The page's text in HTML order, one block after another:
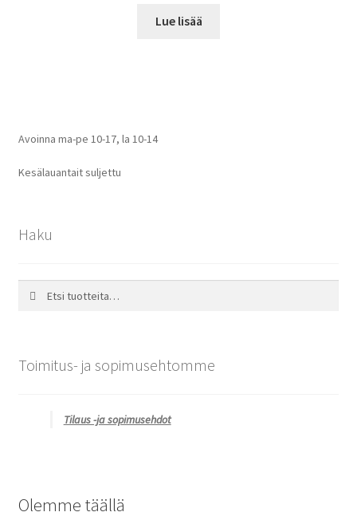
Lue lisää
Avoinna ma-pe 10-17, la 10-14
Kesälauantait suljettu
Haku
Toimitus- ja sopimusehtomme
Tilaus -ja sopimusehdot
Olemme täällä